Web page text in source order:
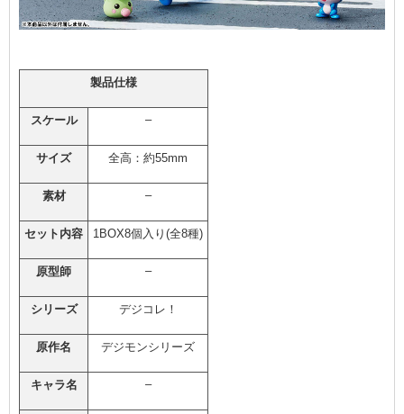
製品仕様
スケール –
サイズ 全高：約55mm
素材 –
セット内容 1BOX8個入り(全8種)
原型師 –
シリーズ デジコレ！
原作名 デジモンシリーズ
キャラ名 –